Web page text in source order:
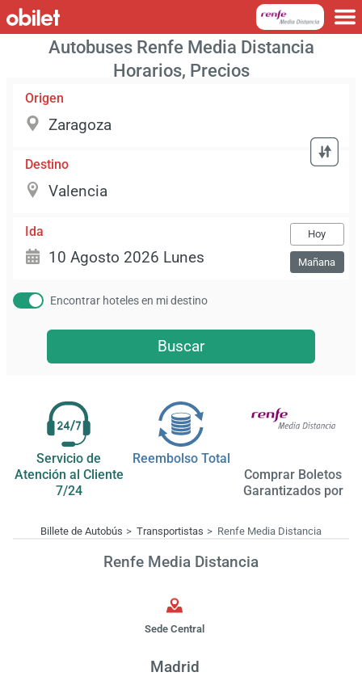
Autobuses Renfe Media Distancia
Horarios, Precios
Origen
Destino
Ida Hoy
Mañana
Encontrar hoteles en mi destino
Buscar
Servicio de
Atención al Cliente
7/24
Reembolso Total
Comprar Boletos
Garantizados por
Billete de Autobús Transportistas Renfe Media Distancia
Renfe Media Distancia
Sede Central
Madrid